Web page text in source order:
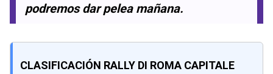
podremos dar pelea mañana.
CLASIFICACIÓN RALLY DI ROMA CAPITALE